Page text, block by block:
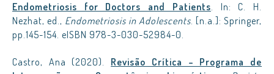
Endometriosis for Doctors and Patients. In: C. H.
Nezhat, ed., Endometriosis in Adolescents. [n.a.]: Springer,
pp.145-154. eISBN 978-3-030-52984-0.
Castro, Ana (2020). Revisão Crítica – Programa de